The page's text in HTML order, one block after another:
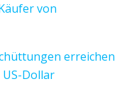
von
erreichen
Dollar